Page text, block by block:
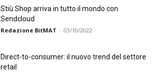
Stiù Shop arriva in tutto il mondo con
Sendcloud
Redazione BitMAT - 03/10/2022
Direct-to-consumer: il nuovo trend del settore
retail